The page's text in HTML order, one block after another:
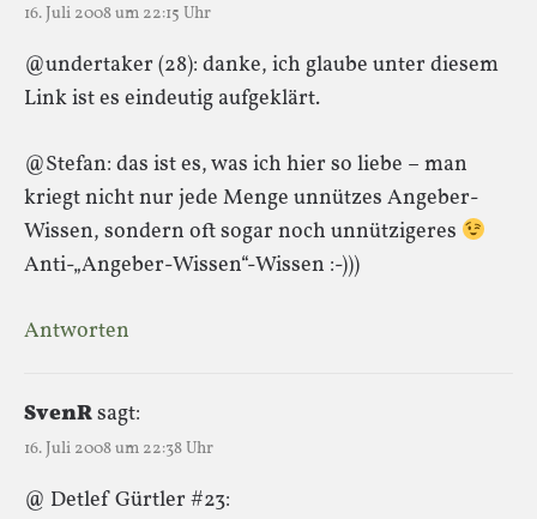
16. Juli 2008 um 22:15 Uhr
@undertaker (28): danke, ich glaube unter diesem
Link ist es eindeutig aufgeklärt.
@Stefan: das ist es, was ich hier so liebe – man
kriegt nicht nur jede Menge unnützes Angeber-
Wissen, sondern oft sogar noch unnützigeres
Anti-„Angeber-Wissen“-Wissen :-)))
Antworten
SvenRsagt:
16. Juli 2008 um 22:38 Uhr
@ Detlef Gürtler #23: